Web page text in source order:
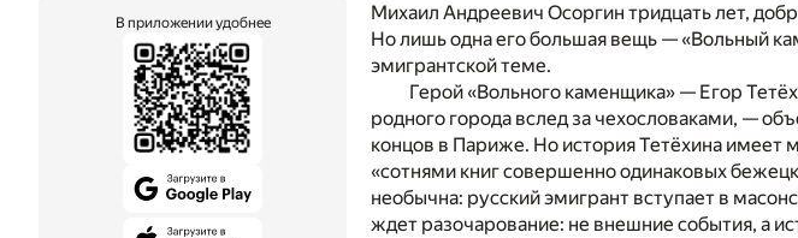
В приложении удобнее
Михаил Андреевич Осоргин тридцать лет,
Но лишь одна его большая вещь — «Вольный
эмигрантской теме.
Герой «Вольного каменщика» — Егор
родного города вслед за чехословаками, —
концов в Париже. Но история Тетёхина имеет
«сотнями книг совершенно одинаковых
необычна: русский эмигрант вступает в
ждет разочарование: не внешние события, а